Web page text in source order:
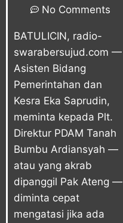
No Comments
BATULICIN, radio-
swarabersujud.com —
Asisten Bidang
Pemerintahan dan
Kesra Eka Saprudin,
meminta kepada Plt.
Direktur PDAM Tanah
Bumbu Ardiansyah —
atau yang akrab
dipanggil Pak Ateng —
diminta cepat
mengatasi jika ada